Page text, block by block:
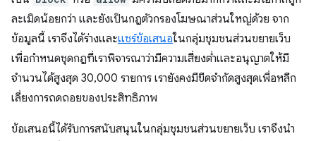
ละเมิดน้อยกว่า และยังเป็นกฎตัวกรองโฆษณาส่วนใหญ่ด้วย จาก
ข้อมูลนี้ เราจึงได้ร่างและแชร์ข้อเสนอในกลุ่มชุมชนส่วนขยายเว็บ
เพื่อกำหนดชุดกฎที่เราพิจารณาว่ามีความเสี่ยงต่ำและอนุญาตให้มี
จำนวนได้สูงสุด 30,000 รายการ เรายังคงมีขีดจำกัดสูงสุดเพื่อหลีก
เลี่ยงการถดถอยของประสิทธิภาพ
ข้อเสนอนี้ได้รับการสนับสนุนในกลุ่มชุมชนส่วนขยายเว็บ เราจึงนำ